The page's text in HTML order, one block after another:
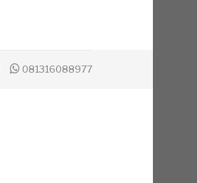
081316088977